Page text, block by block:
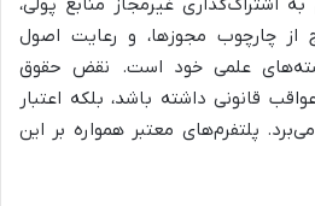
از چارچوب مجوزها، و رعایت اصول
علمی خود است. نقض حقوق
قانونی داشته باشد، بلکه اعتبار
پلتفرم‌های معتبر همواره بر این